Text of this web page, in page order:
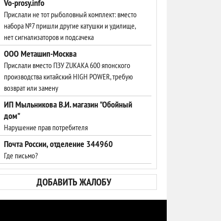
Vo-prosy.info
Прислали не тот рыболовный комплект: вместо
набора №7 пришли другие катушки и удилище,
нет сигнализаторов и подсачека
ООО Меташип-Москва
Прислали вместо ПЗУ ZUKAKA 600 японского
производства китайский HIGH POWER, требую
возврат или замену
ИП Мыльникова В.И. магазин "Обойный
дом"
Нарушение прав потребителя
Почта России, отделение 344960
Где письмо?
ДОБАВИТЬ ЖАЛОБУ